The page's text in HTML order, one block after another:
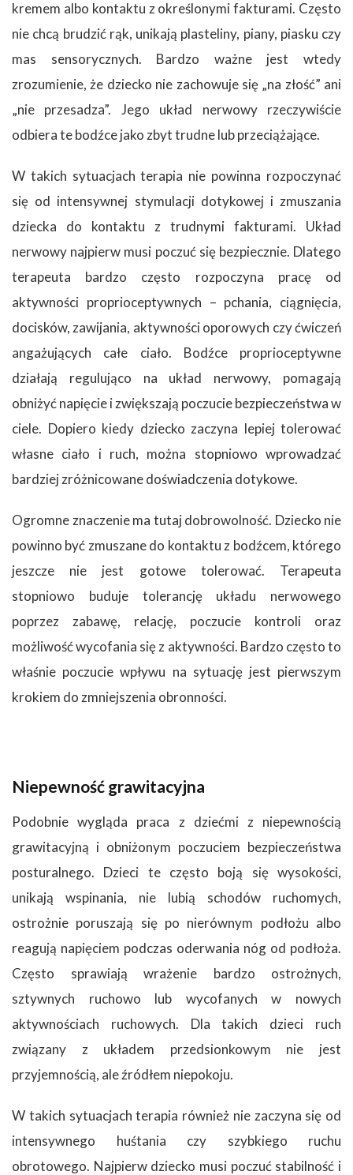
kremem albo kontaktu z określonymi fakturami. Często
nie chcą brudzić rąk, unikają plasteliny, piany, piasku czy
mas sensorycznych. Bardzo ważne jest wtedy
zrozumienie, że dziecko nie zachowuje się „na złość” ani
„nie przesadza”. Jego układ nerwowy rzeczywiście
odbiera te bodźce jako zbyt trudne lub przeciążające.
W takich sytuacjach terapia nie powinna rozpoczynać
się od intensywnej stymulacji dotykowej i zmuszania
dziecka do kontaktu z trudnymi fakturami. Układ
nerwowy najpierw musi poczuć się bezpiecznie. Dlatego
terapeuta bardzo często rozpoczyna pracę od
aktywności proprioceptywnych – pchania, ciągnięcia,
docisków, zawijania, aktywności oporowych czy ćwiczeń
angażujących całe ciało. Bodźce proprioceptywne
działają regulująco na układ nerwowy, pomagają
obniżyć napięcie i zwiększają poczucie bezpieczeństwa w
ciele. Dopiero kiedy dziecko zaczyna lepiej tolerować
własne ciało i ruch, można stopniowo wprowadzać
bardziej zróżnicowane doświadczenia dotykowe.
Ogromne znaczenie ma tutaj dobrowolność. Dziecko nie
powinno być zmuszane do kontaktu z bodźcem, którego
jeszcze nie jest gotowe tolerować. Terapeuta
stopniowo buduje tolerancję układu nerwowego
poprzez zabawę, relację, poczucie kontroli oraz
możliwość wycofania się z aktywności. Bardzo często to
właśnie poczucie wpływu na sytuację jest pierwszym
krokiem do zmniejszenia obronności.
Niepewność grawitacyjna
Podobnie wygląda praca z dziećmi z niepewnością
grawitacyjną i obniżonym poczuciem bezpieczeństwa
posturalnego. Dzieci te często boją się wysokości,
unikają wspinania, nie lubią schodów ruchomych,
ostrożnie poruszają się po nierównym podłożu albo
reagują napięciem podczas oderwania nóg od podłoża.
Często sprawiają wrażenie bardzo ostrożnych,
sztywnych ruchowo lub wycofanych w nowych
aktywnościach ruchowych. Dla takich dzieci ruch
związany z układem przedsionkowym nie jest
przyjemnością, ale źródłem niepokoju.
W takich sytuacjach terapia również nie zaczyna się od
intensywnego huśtania czy szybkiego ruchu
obrotowego. Najpierw dziecko musi poczuć stabilność i